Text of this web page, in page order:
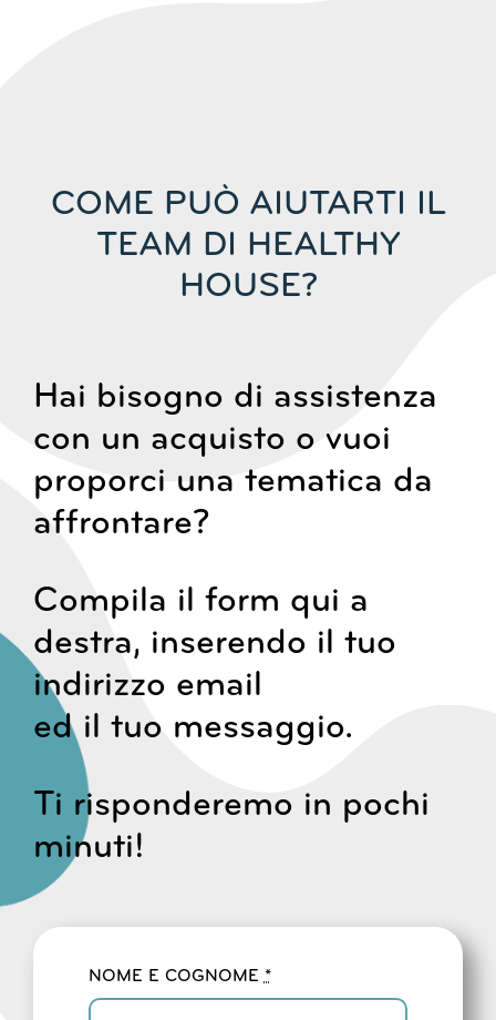
COME PUÒ AIUTARTI IL
TEAM DI HEALTHY
HOUSE?
Hai bisogno di assistenza
con un acquisto o vuoi
proporci una tematica da
affrontare?
Compila il form qui a
destra, inserendo il tuo
indirizzo email
ed il tuo messaggio.
Ti risponderemo in pochi
minuti!
NOME E COGNOME*